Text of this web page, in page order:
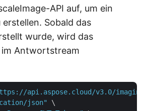
API auf, um ein
Sobald das
wurde, wird das
im Antwortstream
api.aspose.cloud/v3.0/
json"
\